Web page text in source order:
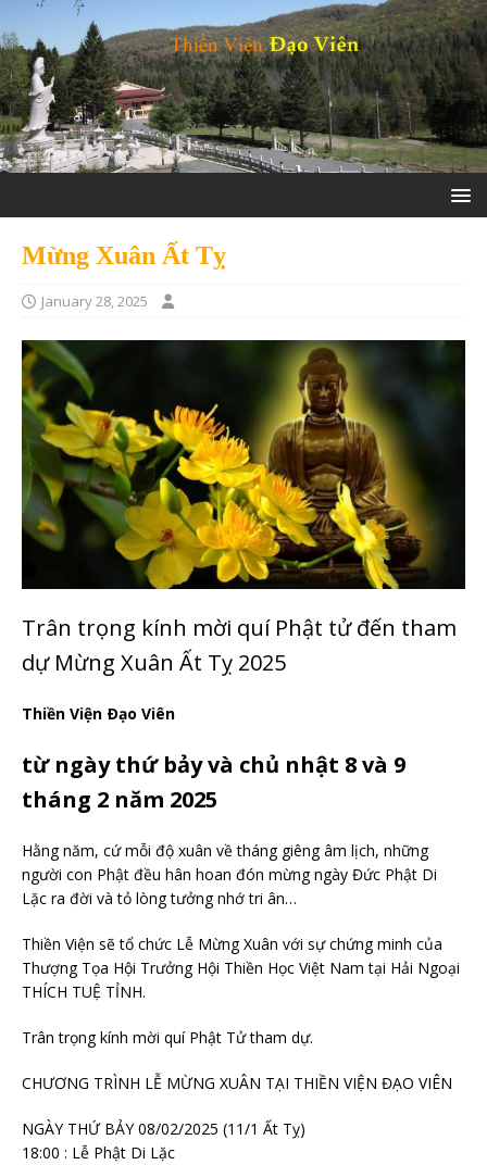
Mừng Xuân Ất Tỵ
January 28, 2025
Trân trọng kính mời quí Phật tử đến tham
dự Mừng Xuân Ất Tỵ 2025
Thiền Viện Ðạo Viên
từ ngày thứ bảy và chủ nhật 8 và 9
tháng 2 năm 2025
Hằng năm, cứ mỗi độ xuân về tháng giêng âm lịch, những
người con Phật đều hân hoan đón mừng ngày Đức Phật Di
Lặc ra đời và tỏ lòng tưởng nhớ tri ân…
Thiền Viện sẽ tổ chức Lễ Mừng Xuân với sự chứng minh của
Thượng Tọa Hội Trưởng Hội Thiền Học Việt Nam tại Hải Ngoại
THÍCH TUỆ TỈNH.
Trân trọng kính mời quí Phật Tử tham dự.
CHƯƠNG TRÌNH LỄ MỪNG XUÂN TẠI THIỀN VIỆN ĐẠO VIÊN
NGÀY THỨ BẢY 08/02/2025 (11/1 Ất Tỵ)
18:00 : Lễ Phật Di Lặc